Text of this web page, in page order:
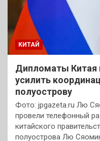
КИТАЙ
Дипломаты Китая
усилить
полуострову
Фото: jpgazeta.ru Лю
провели телефонный
китайского
полуострова Лю